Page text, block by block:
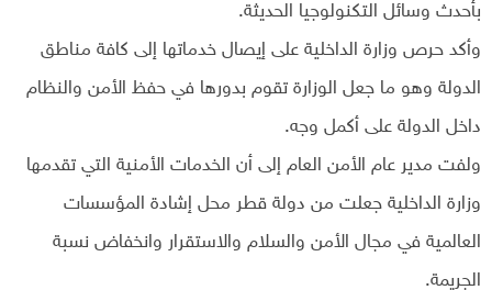
بأحدث وسائل التكنولوجيا الحديثة.
وأكد حرص وزارة الداخلية على إيصال خدماتها إلى كافة مناطق
الدولة وهو ما جعل الوزارة تقوم بدورها في حفظ الأمن والنظام
داخل الدولة على أكمل وجه.
ولفت مدير عام الأمن العام إلى أن الخدمات الأمنية التي تقدمها
وزارة الداخلية جعلت من دولة قطر محل إشادة المؤسسات
العالمية في مجال الأمن والسلام والاستقرار وانخفاض نسبة
الجريمة.